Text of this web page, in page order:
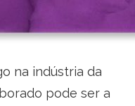
na indústria da
pode ser a